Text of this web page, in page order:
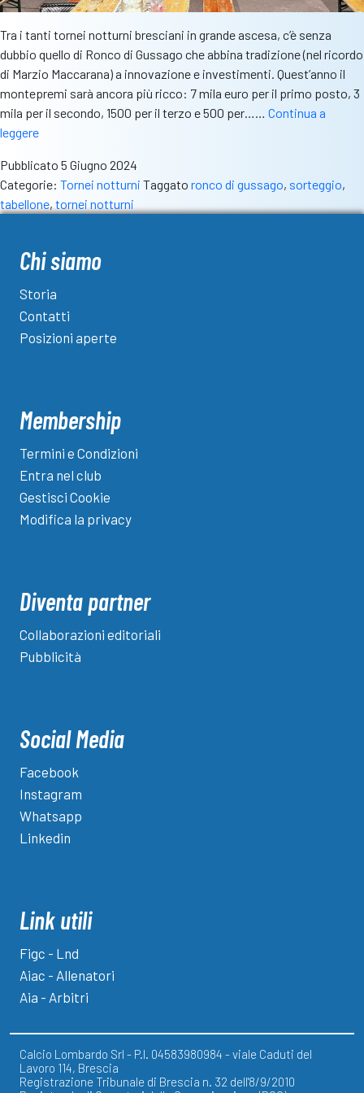
Tra i tanti tornei notturni bresciani in grande ascesa, c’è senza
dubbio quello di Ronco di Gussago che abbina tradizione (nel ricordo
di Marzio Maccarana) a innovazione e investimenti. Quest’anno il
montepremi sarà ancora più ricco: 7 mila euro per il primo posto, 3
mila per il secondo, 1500 per il terzo e 500 per…… Continua a
leggereTorneo
Ronco
di
Gussago:
sempre
più
ricco,
sorteggio
per
Pubblicato 5 Giugno 2024
Categorie: Tornei notturni Taggato ronco di gussago, sorteggio,
tabellone, tornei notturni
Chi siamo
Storia
Contatti
Posizioni aperte
Membership
Termini e Condizioni
Entra nel club
Gestisci Cookie
Modifica la privacy
Diventa partner
Collaborazioni editoriali
Pubblicità
Social Media
Facebook
Instagram
Whatsapp
Linkedin
Link utili
Figc - Lnd
Aiac - Allenatori
Aia - Arbitri
Calcio Lombardo Srl - P.I. 04583980984 - viale Caduti del
Lavoro 114, Brescia
Registrazione Tribunale di Brescia n. 32 dell'8/9/2010